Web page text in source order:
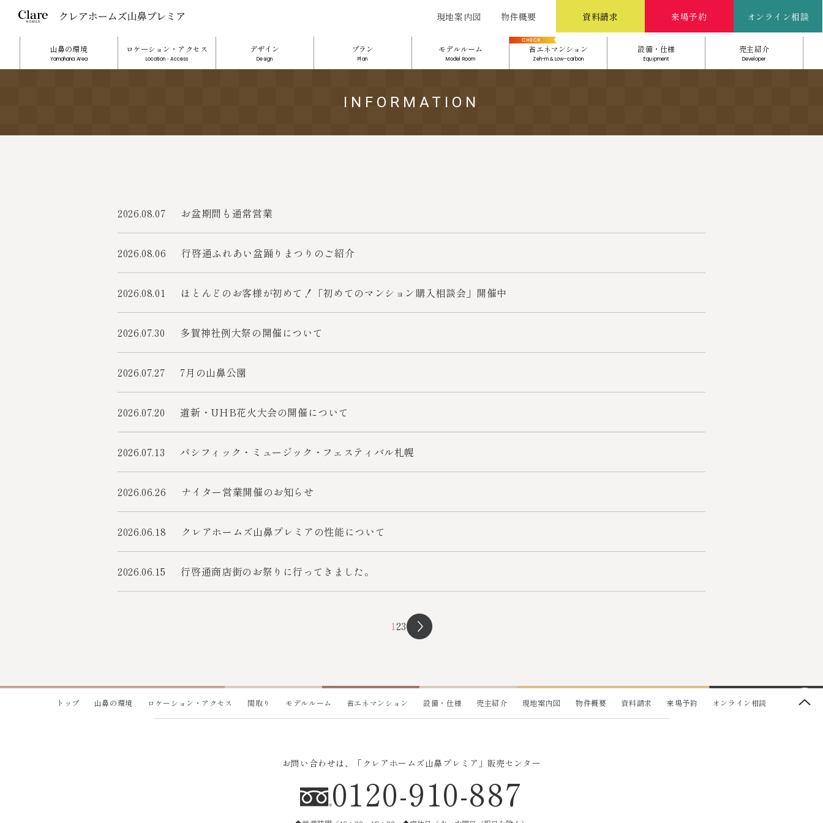
現地案内図 物件概要 資料請求 来場予約 オンライン相談
山鼻の環境
Yamahana Area
ロケーション・アクセス
Location・Access
デザイン
Design
プラン
Plan
モデルルーム
Model Room
省エネマンション
Zeh-m & Low-carbon
設備・仕様
Equipment
売主紹介
Developer
INFORMATION
2026.08.07 お盆期間も通常営業
2026.08.06 行啓通ふれあい盆踊りまつりのご紹介
2026.08.01 ほとんどのお客様が初めて！「初めてのマンション購入相談会」開催中
2026.07.30 多賀神社例大祭の開催について
2026.07.27 7月の山鼻公園
2026.07.20 道新・UHB花火大会の開催について
2026.07.13 パシフィック・ミュージック・フェスティバル札幌
2026.06.26 ナイター営業開催のお知らせ
2026.06.18 クレアホームズ山鼻プレミアの性能について
2026.06.15 行啓通商店街のお祭りに行ってきました。
123
トップ 山鼻の環境 ロケーション・アクセス 間取り モデルルーム 省エネマンション 設備・仕様 売主紹介 現地案内図 物件概要 資料請求 来場予約 オンライン相談
お問い合わせは、 「クレアホームズ山鼻プレミア」販売センター
0120-910-887